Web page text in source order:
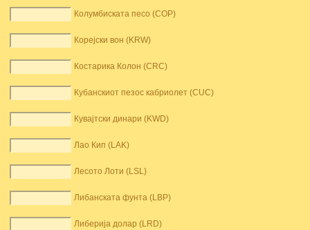
Колумбиската песо (COP)
Корејски вон (KRW)
Костарика Колон (CRC)
Кубанскиот пезос кабриолет (CUC)
Кувајтски динари (KWD)
Лао Кип (LAK)
Лесото Лоти (LSL)
Либанската фунта (LBP)
Либерија долар (LRD)